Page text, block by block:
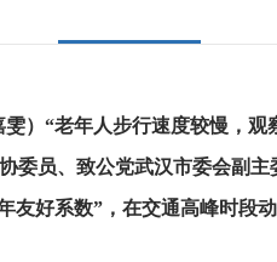
雯）“老年人步行速度较慢，观
委员、致公党武汉市委会副
友好系数”，在交通高峰时段